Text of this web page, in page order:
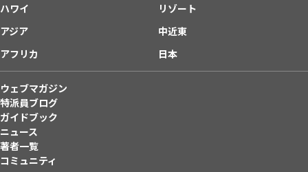
ハワイ
リゾート
アジア
中近東
アフリカ
日本
ウェブマガジン
特派員ブログ
ガイドブック
ニュース
著者一覧
コミュニティ